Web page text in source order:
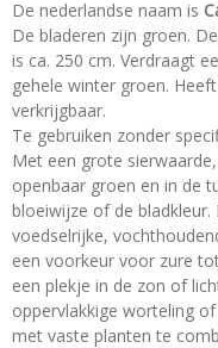
De nederlandse naam is
De bladeren zijn groen.
is ca. 250 cm. Verdraagt
gehele winter groen.
verkrijgbaar.
Te gebruiken zonder
Met een grote
openbaar groen en in de
bloeiwijze of de
voedselrijke,
een voorkeur voor zure
een plekje in de zon of
oppervlakkige worteling
met vaste planten te